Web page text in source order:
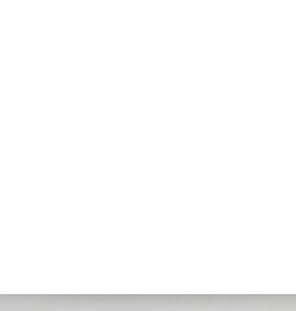
Dormitorio infantil 12 con